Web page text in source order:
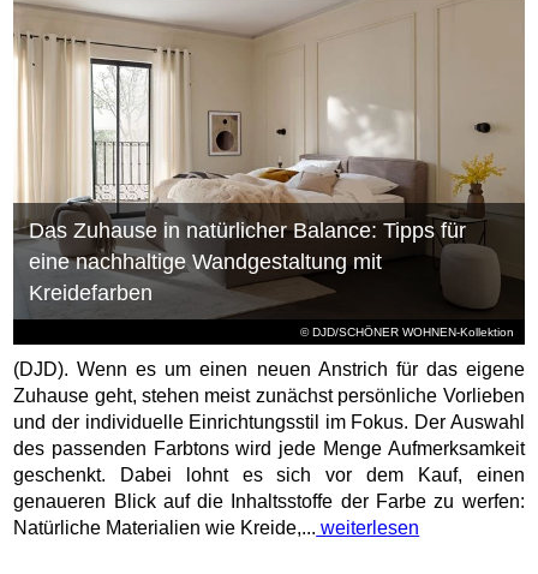
© DJD/SCHÖNER WOHNEN-Kollektion
Das Zuhause in natürlicher Balance: Tipps für
eine nachhaltige Wandgestaltung mit
Kreidefarben
(DJD). Wenn es um einen neuen Anstrich für das eigene
Zuhause geht, stehen meist zunächst persönliche Vorlieben
und der individuelle Einrichtungsstil im Fokus. Der Auswahl
des passenden Farbtons wird jede Menge Aufmerksamkeit
geschenkt. Dabei lohnt es sich vor dem Kauf, einen
genaueren Blick auf die Inhaltsstoffe der Farbe zu werfen:
Natürliche Materialien wie Kreide,... weiterlesen